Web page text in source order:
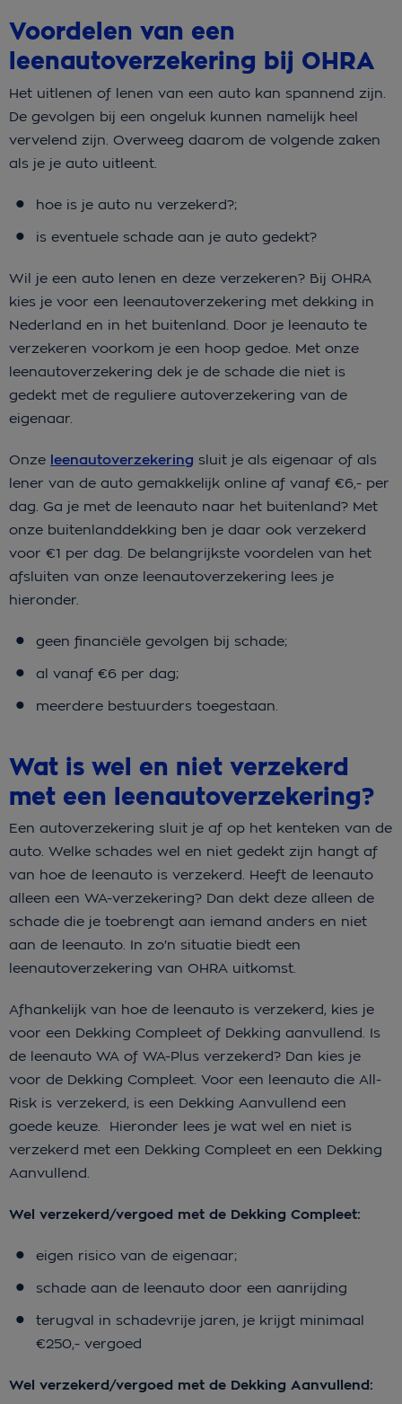
Voordelen van een
leenautoverzekering bij OHRA
Het uitlenen of lenen van een auto kan spannend zijn.
De gevolgen bij een ongeluk kunnen namelijk heel
vervelend zijn. Overweeg daarom de volgende zaken
als je je auto uitleent.
hoe is je auto nu verzekerd?;
is eventuele schade aan je auto gedekt?
Wil je een auto lenen en deze verzekeren? Bij OHRA
kies je voor een leenautoverzekering met dekking in
Nederland en in het buitenland. Door je leenauto te
verzekeren voorkom je een hoop gedoe. Met onze
leenautoverzekering dek je de schade die niet is
gedekt met de reguliere autoverzekering van de
eigenaar.
Onze leenautoverzekering sluit je als eigenaar of als
lener van de auto gemakkelijk online af vanaf €6,- per
dag. Ga je met de leenauto naar het buitenland? Met
onze buitenlanddekking ben je daar ook verzekerd
voor €1 per dag. De belangrijkste voordelen van het
afsluiten van onze leenautoverzekering lees je
hieronder.
geen financiële gevolgen bij schade;
al vanaf €6 per dag;
meerdere bestuurders toegestaan.
Wat is wel en niet verzekerd
met een leenautoverzekering?
Een autoverzekering sluit je af op het kenteken van de
auto. Welke schades wel en niet gedekt zijn hangt af
van hoe de leenauto is verzekerd. Heeft de leenauto
alleen een WA-verzekering? Dan dekt deze alleen de
schade die je toebrengt aan iemand anders en niet
aan de leenauto. In zo'n situatie biedt een
leenautoverzekering van OHRA uitkomst.
Afhankelijk van hoe de leenauto is verzekerd, kies je
voor een Dekking Compleet of Dekking aanvullend. Is
de leenauto WA of WA-Plus verzekerd? Dan kies je
voor de Dekking Compleet. Voor een leenauto die All-
Risk is verzekerd, is een Dekking Aanvullend een
goede keuze. Hieronder lees je wat wel en niet is
verzekerd met een Dekking Compleet en een Dekking
Aanvullend.
Wel verzekerd/vergoed met de Dekking Compleet:
eigen risico van de eigenaar;
schade aan de leenauto door een aanrijding
terugval in schadevrije jaren, je krijgt minimaal
€250,- vergoed
Wel verzekerd/vergoed met de Dekking Aanvullend: